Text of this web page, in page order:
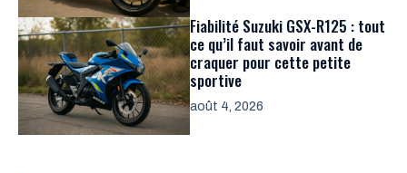
Fiabilité Suzuki GSX-R125 : tout
ce qu’il faut savoir avant de
craquer pour cette petite
sportive
août 4, 2026